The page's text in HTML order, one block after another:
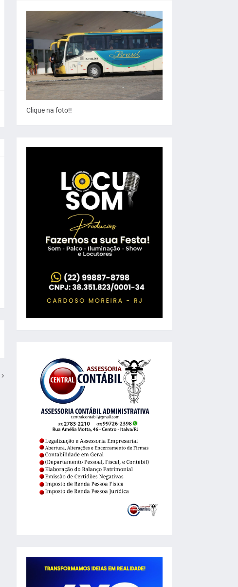
Clique na foto!!